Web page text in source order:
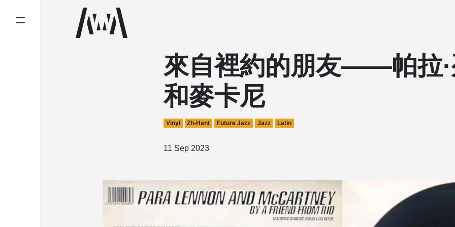
來自裡約的朋友——帕拉
和麥卡尼
Vinyl Zh-Hant Future Jazz Jazz Latin
11 Sep 2023